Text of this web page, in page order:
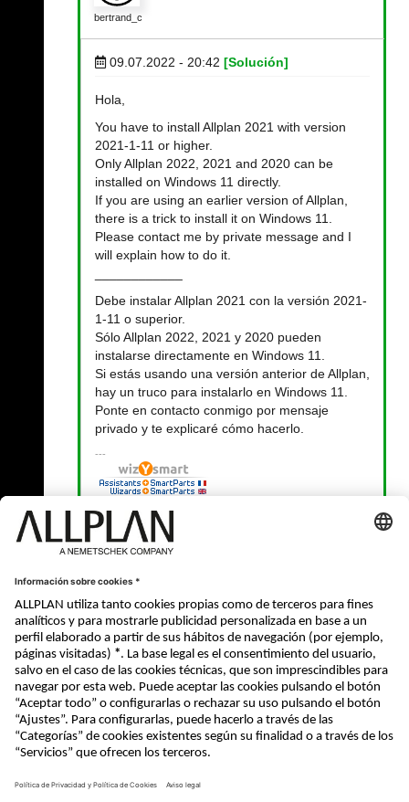
bertrand_c
09.07.2022 - 20:42 [Solución]
Hola,
You have to install Allplan 2021 with version
2021-1-11 or higher.
Only Allplan 2022, 2021 and 2020 can be
installed on Windows 11 directly.
If you are using an earlier version of Allplan,
there is a trick to install it on Windows 11.
Please contact me by private message and I
will explain how to do it.
Debe instalar Allplan 2021 con la versión 2021-
1-11 o superior.
Sólo Allplan 2022, 2021 y 2020 pueden
instalarse directamente en Windows 11.
Si estás usando una versión anterior de Allplan,
hay un truco para instalarlo en Windows 11.
Ponte en contacto conmigo por mensaje
privado y te explicaré cómo hacerlo.
« Atrás